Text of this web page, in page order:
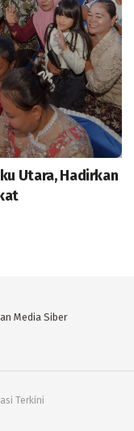
Utara, Hadirkan
Media Siber
Terkini